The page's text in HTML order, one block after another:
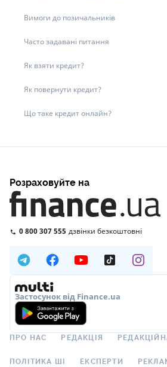
Вимоги до позичальників
Часто задавані питання
Як взяти кредит?
Як повернути кредит?
Що таке кредит онлайн?
Розраховуйте на
0 800 307 555 дзвінки безкоштовні
Застосунок від Finance.ua
ПРО НАС РЕДАКЦІЯ
ПОЛІТИКА ШІ ЕКСПЕРТИ